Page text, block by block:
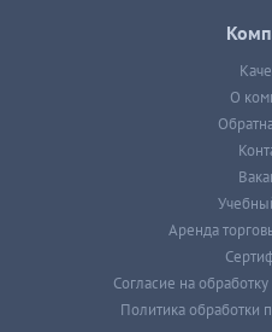
О
Аренда
Согласие на
Политика обработки